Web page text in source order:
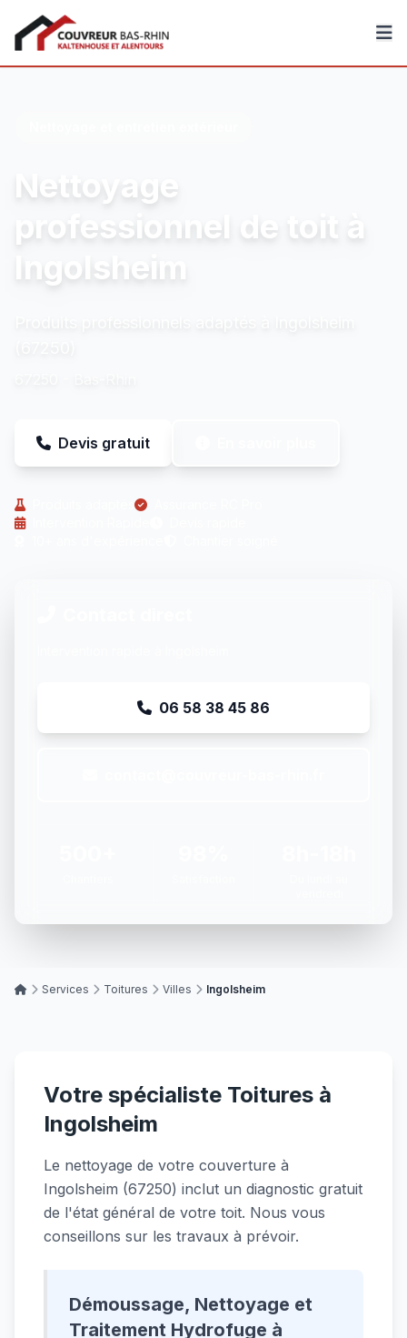
Couvreur Bas-Rhin
Nettoyage
professionnel de toit à
Ingolsheim
Devis gratuit
06 58 38 45 86
Services Toitures Villes Ingolsheim
Votre spécialiste Toitures à
Ingolsheim
Le nettoyage de votre couverture à
Ingolsheim (67250) inclut un diagnostic gratuit
de l'état général de votre toit. Nous vous
conseillons sur les travaux à prévoir.
Démoussage, Nettoyage et
Traitement Hydrofuge à